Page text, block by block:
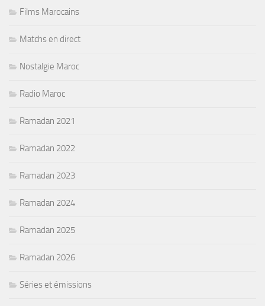
Films Marocains
Matchs en direct
Nostalgie Maroc
Radio Maroc
Ramadan 2021
Ramadan 2022
Ramadan 2023
Ramadan 2024
Ramadan 2025
Ramadan 2026
Séries et émissions